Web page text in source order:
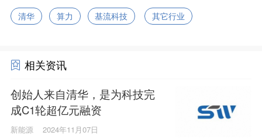
清华 算力 基流科技 其它行业
相关资讯
创始人来自清华，是为科技完
成C1轮超亿元融资
新能源 2024年11月07日